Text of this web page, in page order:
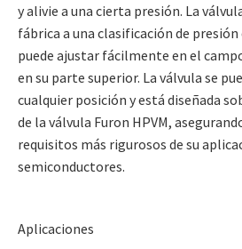
y alivie a una cierta presión. La
fábrica a una clasificación de
puede ajustar fácilmente en el
en su parte superior. La válvula se
cualquier posición y está diseñada
de la válvula Furon HPVM,
requisitos más rigurosos de su
semiconductores.
Aplicaciones